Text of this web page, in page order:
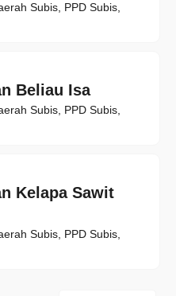
Subis, PPD Subis,
Beliau Isa
Subis, PPD Subis,
Kelapa Sawit
Subis, PPD Subis,